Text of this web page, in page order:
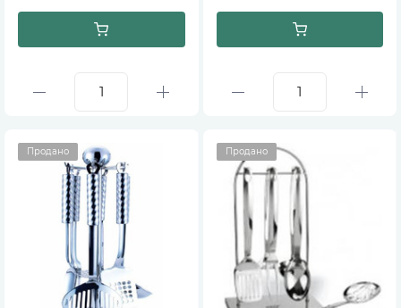
Продано Продано